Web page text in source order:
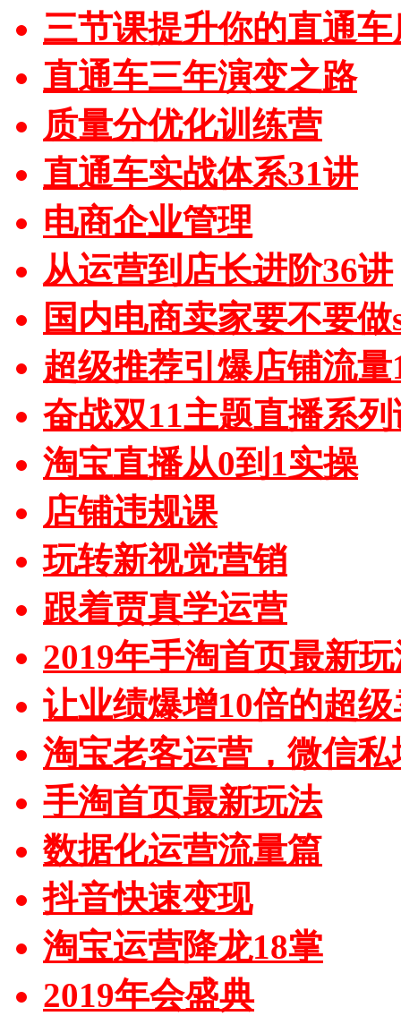
三节课提升你的直通
直通车三年演变之路
质量分优化训练营
直通车实战体系31讲
电商企业管理
从运营到店长进阶36讲
国内电商卖家要不要做
超级推荐引爆店铺流量
奋战双11主题直播系列
淘宝直播从0到1实操
店铺违规课
玩转新视觉营销
跟着贾真学运营
2019年手淘首页最新
让业绩爆增10倍的超
淘宝老客运营，微信私
手淘首页最新玩法
数据化运营流量篇
抖音快速变现
淘宝运营降龙18掌
2019年会盛典